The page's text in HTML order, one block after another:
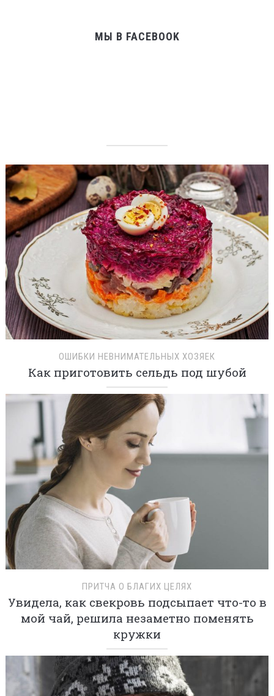
МЫ В FACEBOOK
ОШИБКИ НЕВНИМАТЕЛЬНЫХ ХОЗЯЕК
Как приготовить сельдь под шубой
ПРИТЧА О БЛАГИХ ЦЕЛЯХ
Увидела, как свекровь подсыпает что-то в
мой чай, решила незаметно поменять
кружки